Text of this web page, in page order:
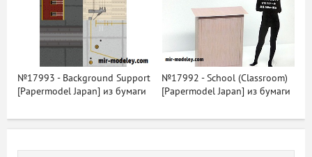
№17993 - Background Support
[Papermodel Japan] из бумаги
№17992 - School (Classroom)
[Papermodel Japan] из бумаги